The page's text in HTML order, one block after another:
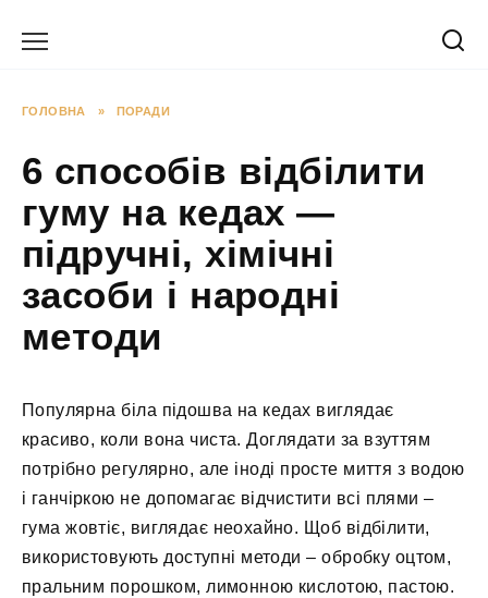
ГОЛОВНА » ПОРАДИ
6 способів відбілити
гуму на кедах —
підручні, хімічні
засоби і народні
методи
Популярна біла підошва на кедах виглядає
красиво, коли вона чиста. Доглядати за взуттям
потрібно регулярно, але іноді просте миття з водою
і ганчіркою не допомагає відчистити всі плями –
гума жовтіє, виглядає неохайно. Щоб відбілити,
використовують доступні методи – обробку оцтом,
пральним порошком, лимонною кислотою, пастою.